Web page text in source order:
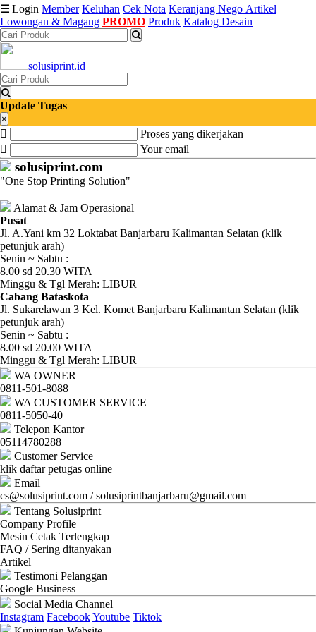
Katalog
Produk
Petugas
Riwayat
Transaksi
Tagihan
Berjalan
Pembayaran
Pendapatan
Fee
Ganti
Password
Logout
☰|Login Member Keluhan Cek Nota Keranjang Nego Artikel
Lowongan & Magang PROMO Produk Katalog Desain
solusiprint.id
Update Tugas
×
Proses yang dikerjakan
Your email
solusiprint.com
"One Stop Printing Solution"
Alamat & Jam Operasional
Pusat
Jl. A.Yani km 32 Loktabat Banjarbaru Kalimantan Selatan (klik
petunjuk arah)
Senin ~ Sabtu :
8.00 sd 20.30 WITA
Minggu & Tgl Merah: LIBUR
Cabang Bataskota
Jl. Sukarelawan 3 Kel. Komet Banjarbaru Kalimantan Selatan (klik
petunjuk arah)
Senin ~ Sabtu :
8.00 sd 20.00 WITA
Minggu & Tgl Merah: LIBUR
WA OWNER
0811-501-8088
WA CUSTOMER SERVICE
0811-5050-40
Telepon Kantor
05114780288
Customer Service
klik daftar petugas online
Email
cs@solusiprint.com / solusiprintbanjarbaru@gmail.com
Tentang Solusiprint
Company Profile
Mesin Cetak Terlengkap
FAQ / Sering ditanyakan
Artikel
Testimoni Pelanggan
Google Business
Social Media Channel
Instagram FacebookYoutube Tiktok